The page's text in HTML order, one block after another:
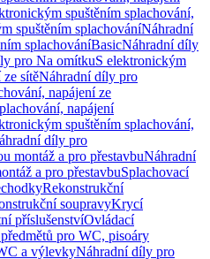
spuštěním splachování,
spuštěním splachováníNáhradní
splachováníBasicNáhradní díly
pro Na omítkuS elektronickým
ze sítěNáhradní díly pro
napájení ze
napájení
spuštěním splachování,
díly pro
montáž a pro přestavbuNáhradní
a pro přestavbuSplachovací
Rekonstrukční
soupravyKrycí
příslušenstvíOvládací
pro WC, pisoáry
a výlevkyNáhradní díly pro